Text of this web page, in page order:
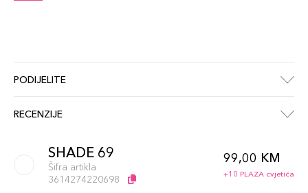
PODIJELITE
RECENZIJE
SHADE 69
Šifra artikla
3614274220698
99,00 KM
+10 PLAZA cvjetića